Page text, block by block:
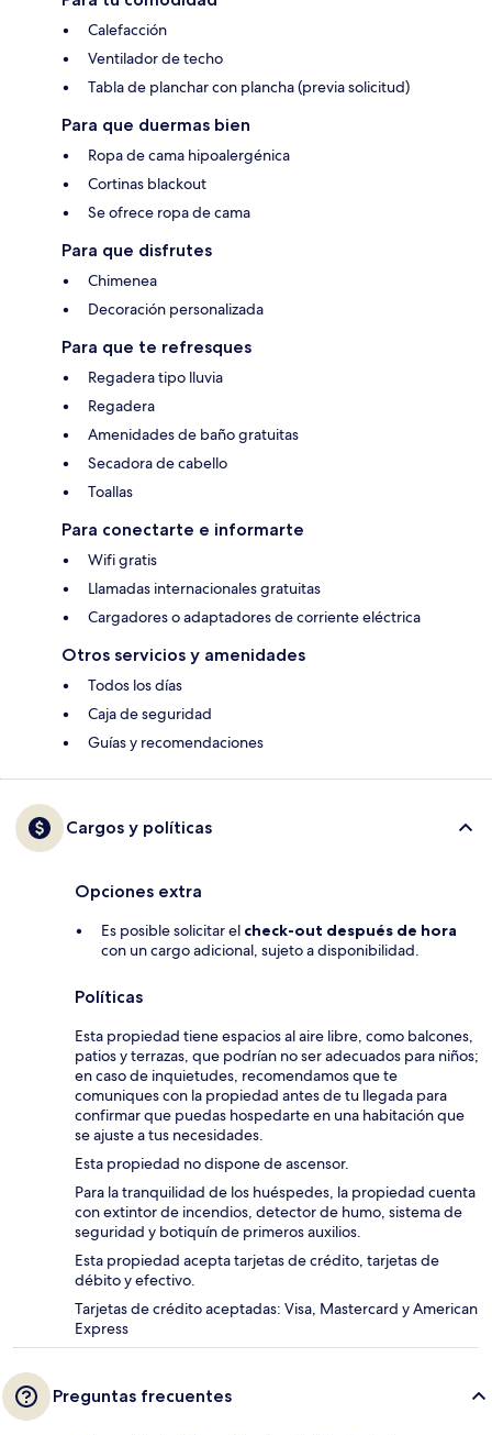
Calefacción
Ventilador de techo
Tabla de planchar con plancha (previa solicitud)
Para que duermas bien
Ropa de cama hipoalergénica
Cortinas blackout
Se ofrece ropa de cama
Para que disfrutes
Chimenea
Decoración personalizada
Para que te refresques
Regadera tipo lluvia
Regadera
Amenidades de baño gratuitas
Secadora de cabello
Toallas
Para conectarte e informarte
Wifi gratis
Llamadas internacionales gratuitas
Cargadores o adaptadores de corriente eléctrica
Otros servicios y amenidades
Todos los días
Caja de seguridad
Guías y recomendaciones
Cargos y políticas
Opciones extra
Es posible solicitar el check-out después de hora
con un cargo adicional, sujeto a disponibilidad.
Políticas
Esta propiedad tiene espacios al aire libre, como balcones,
patios y terrazas, que podrían no ser adecuados para niños;
en caso de inquietudes, recomendamos que te
comuniques con la propiedad antes de tu llegada para
confirmar que puedas hospedarte en una habitación que
se ajuste a tus necesidades.
Esta propiedad no dispone de ascensor.
Para la tranquilidad de los huéspedes, la propiedad cuenta
con extintor de incendios, detector de humo, sistema de
seguridad y botiquín de primeros auxilios.
Esta propiedad acepta tarjetas de crédito, tarjetas de
débito y efectivo.
Tarjetas de crédito aceptadas: Visa, Mastercard y American
Express
Preguntas frecuentes